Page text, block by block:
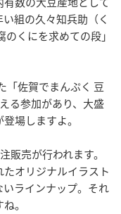
組の久々知兵助（く
くにを求めての段」
「佐賀でまんぷく 豆
る参加があり、大盛
場しますよ。
販売が行われます。
オリジナルイラスト
ラインナップ。それ
。